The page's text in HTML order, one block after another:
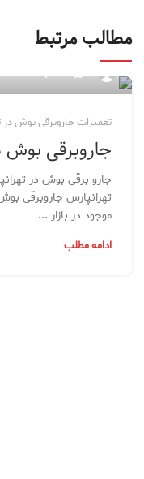
مطالب مرتبط
مدیر مطالب
تعمیرات جاروبرقی بوش در
جاروبرقی بوش
جارو برقی بوش در
تهرانپارس جاروبرقی
موجود در بازار ...
ادامه مطلب